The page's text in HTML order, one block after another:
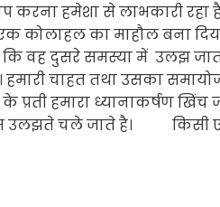
करना हमेशा से लाभकारी
कोलाहल का माहौल बना
वह दुसरे समस्या में उलझ
हमारी चाहत तथा उसका
प्रती हमारा ध्यानाकर्षण खिंच
उलझते चले जाते है। किसी एक